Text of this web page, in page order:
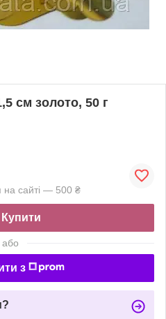
см золото, 50 г
на сайті — 500 ₴
Купити
або
з